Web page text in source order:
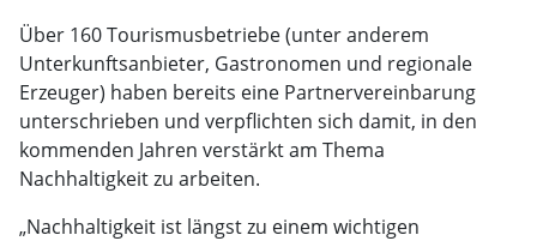
Über 160 Tourismusbetriebe (unter anderem
Unterkunftsanbieter, Gastronomen und regionale
Erzeuger) haben bereits eine Partnervereinbarung
unterschrieben und verpflichten sich damit, in den
kommenden Jahren verstärkt am Thema
Nachhaltigkeit zu arbeiten.
„Nachhaltigkeit ist längst zu einem wichtigen